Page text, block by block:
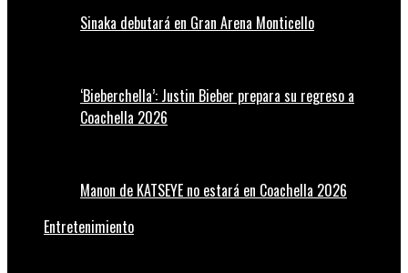
Sinaka debutará en Gran Arena Monticello
‘Bieberchella’: Justin Bieber prepara su regreso a
Coachella 2026
Manon de KATSEYE no estará en Coachella 2026
Entretenimiento